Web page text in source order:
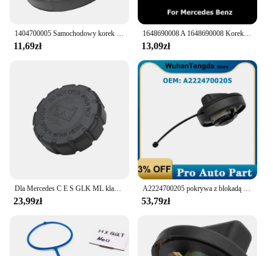
1404700005 Samochodowy korek wlewu paliwa do Mercedes Benz A C E S Class R129 W202 W208 W220 Do BMW E36 E52 Czarny
11,69zł
1648690008 A 1648690008 Korek zbiornika płynu do spryskiwaczy do Mercedes Benz ML/GLE 280 320 350 420 500 4MATIC
13,09zł
Dla Mercedes C E S GLK ML klasa chłodnicy zbiornik płynu chłodzącego Cap OEM 2105010615 zbiornik plastikowa obudowa płynu chłodzącego pokrywy do przechowywania cieczy
23,99zł
A2224700205 pokrywa z blokadą wlew zbiornika paliwo samochodowe 2224700205 do Mercedes Benz E300 E350 E43 AMG E450
53,79zł